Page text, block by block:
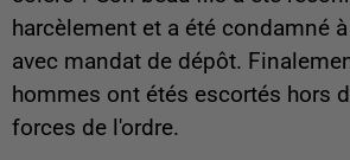
harcèlement et a été condamné
avec mandat de dépôt.
hommes ont étés escortés hors
forces de l'ordre.